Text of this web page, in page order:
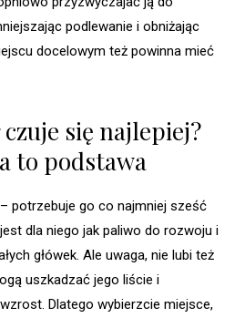
podlewanie i obniżając
docelowym też powinna mieć
się najlepiej?
to podstawa
potrzebuje go co najmniej sześć
dla niego jak paliwo do rozwoju i
główek. Ale uwaga, nie lubi też
uszkadzać jego liście i
Dlatego wybierzcie miejsce,